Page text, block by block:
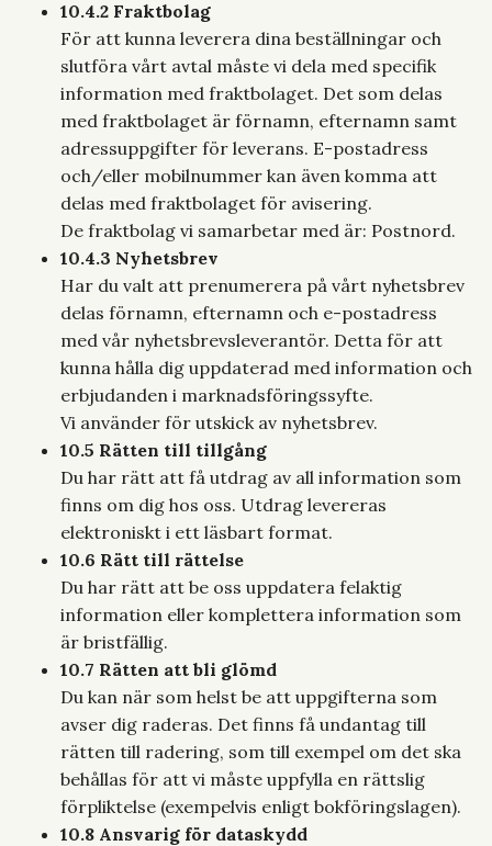
10.4.2 Fraktbolag
För att kunna leverera dina beställningar och
slutföra vårt avtal måste vi dela med specifik
information med fraktbolaget. Det som delas
med fraktbolaget är förnamn, efternamn samt
adressuppgifter för leverans. E-postadress
och/eller mobilnummer kan även komma att
delas med fraktbolaget för avisering.
De fraktbolag vi samarbetar med är: Postnord.
10.4.3 Nyhetsbrev
Har du valt att prenumerera på vårt nyhetsbrev
delas förnamn, efternamn och e-postadress
med vår nyhetsbrevsleverantör. Detta för att
kunna hålla dig uppdaterad med information och
erbjudanden i marknadsföringssyfte.
Vi använder för utskick av nyhetsbrev.
10.5 Rätten till tillgång
Du har rätt att få utdrag av all information som
finns om dig hos oss. Utdrag levereras
elektroniskt i ett läsbart format.
10.6 Rätt till rättelse
Du har rätt att be oss uppdatera felaktig
information eller komplettera information som
är bristfällig.
10.7 Rätten att bli glömd
Du kan när som helst be att uppgifterna som
avser dig raderas. Det finns få undantag till
rätten till radering, som till exempel om det ska
behållas för att vi måste uppfylla en rättslig
förpliktelse (exempelvis enligt bokföringslagen).
10.8 Ansvarig för dataskydd